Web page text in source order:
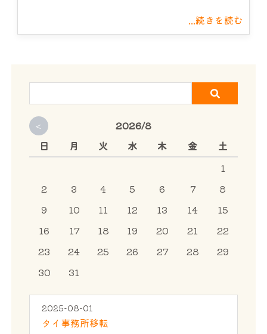
...続きを読む
<
2026/8
日
月 火 水 木 金
土
1
2
3 4 5 6 7
8
9
10 11 12 13 14
15
16
17 18 19 20 21
22
23
24 25 26 27 28
29
30
31
2025-08-01
タイ事務所移転